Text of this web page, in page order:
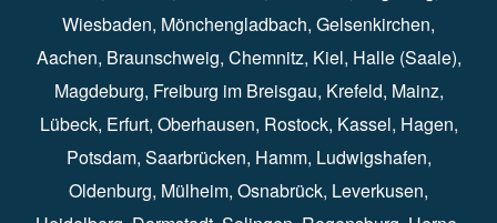
Wiesbaden⁠⁠, Mönchengladbach⁠, Gelsenkirchen⁠⁠,
Aachen⁠⁠, Braunschweig⁠, Chemnitz⁠⁠, Kiel⁠, Halle (Saale)⁠⁠,
Magdeburg⁠, Freiburg im Breisgau⁠⁠, Krefeld⁠⁠, Mainz⁠⁠,
Lübeck⁠, Erfurt⁠, Oberhausen⁠⁠, Rostock⁠⁠, Kassel⁠⁠, Hagen⁠,
Potsdam⁠, Saarbrücken⁠⁠, Hamm⁠, Ludwigshafen⁠,
Oldenburg⁠, Mülheim⁠, Osnabrück⁠⁠, Leverkusen⁠,